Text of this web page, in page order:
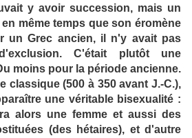
y avoir succession, mais un
même temps que son éromène
un Grec ancien, il n'y avait pas
C'était plutôt une
moins pour la période ancienne.
classique (500 à 350 avant J.-C.),
une véritable bisexualité :
alors une femme et aussi des
(des hétaires), et d'autre